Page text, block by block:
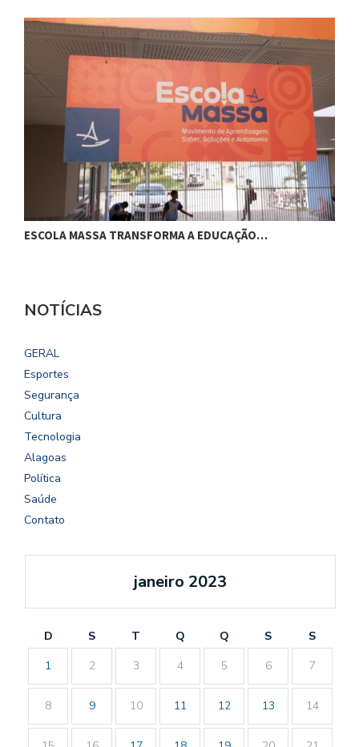
ESCOLA MASSA TRANSFORMA A EDUCAÇÃO…
NOTÍCIAS
GERAL
Esportes
Segurança
Cultura
Tecnologia
Alagoas
Política
Saúde
Contato
janeiro 2023
D S T Q Q S
S
1
2 3 4 5 6 7
8 9 10 11 12 13 14